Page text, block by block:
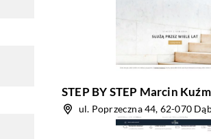
STEP BY STEP Marcin
ul. Poprzeczna 44, 62-070